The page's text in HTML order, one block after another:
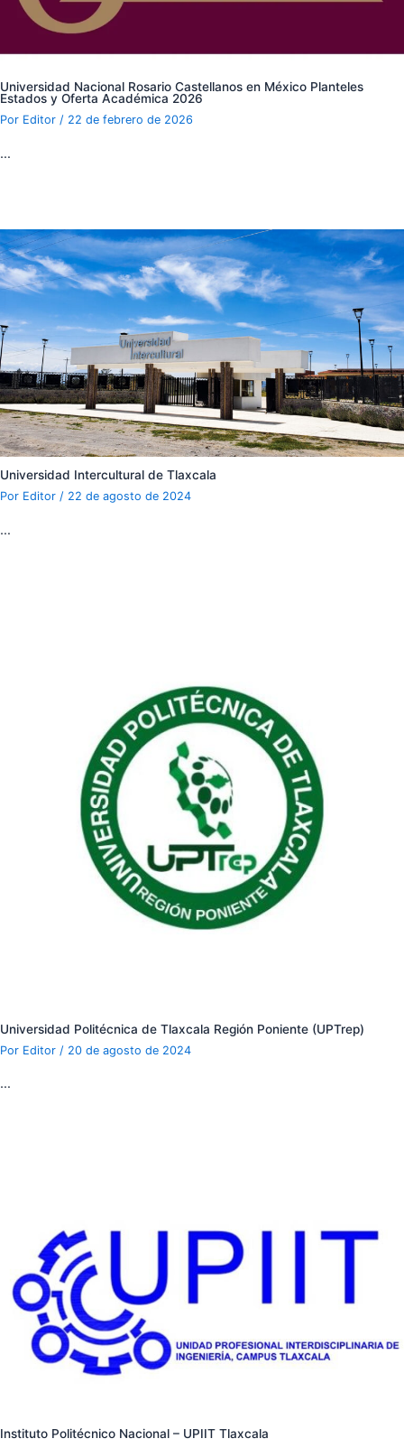
Universidad Nacional Rosario Castellanos en México Planteles
Estados y Oferta Académica 2026
Por Editor / 22 de febrero de 2026
…
Universidad Intercultural de Tlaxcala
Por Editor / 22 de agosto de 2024
…
Universidad Politécnica de Tlaxcala Región Poniente (UPTrep)
Por Editor / 20 de agosto de 2024
…
Instituto Politécnico Nacional – UPIIT Tlaxcala